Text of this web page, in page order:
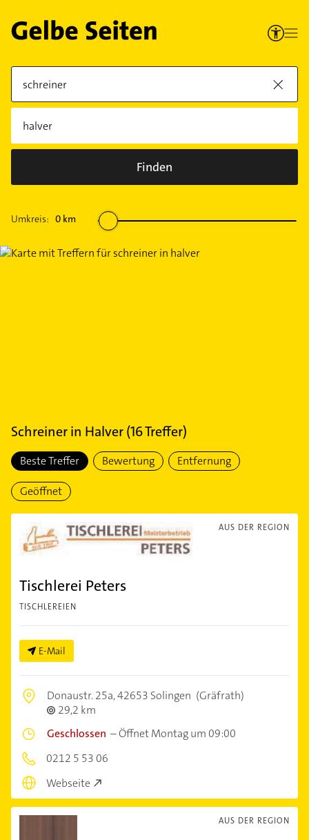
Finden
Umkreis: 0 km
Schreinerin Halver(16Treffer)
Beste Treffer Bewertung Entfernung
Geöffnet
AUS DER REGION
Tischlerei Peters
TISCHLEREIEN
E-Mail
Donaustr. 25a,42653 Solingen (Gräfrath)
29,2 km
Geschlossen –Öffnet Montag um 09:00
0212 5 53 06
Webseite
AUS DER REGION